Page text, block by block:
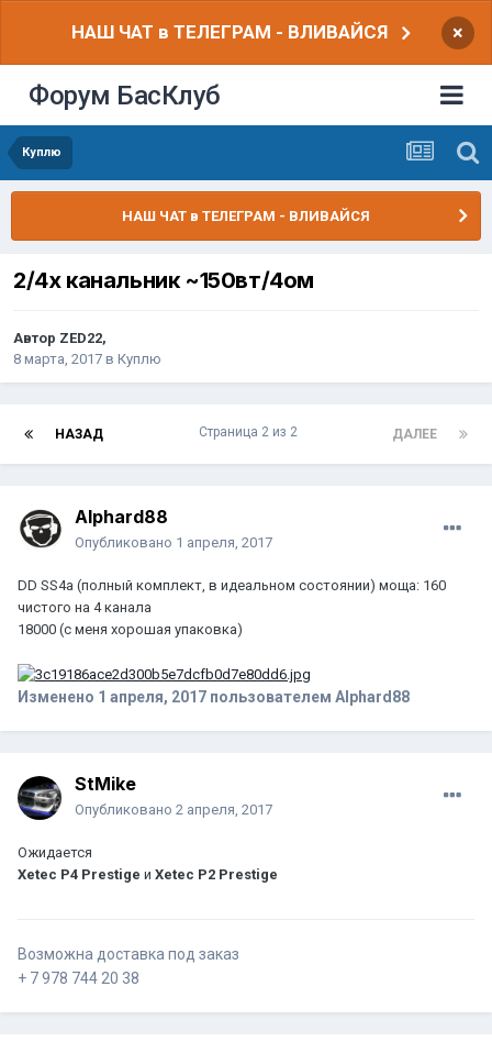
НАШ ЧАТ в ТЕЛЕГРАМ - ВЛИВАЙСЯ ×
Форум БасКлуб
Куплю
НАШ ЧАТ в ТЕЛЕГРАМ - ВЛИВАЙСЯ
2/4х канальник ~150вт/4ом
Автор ZED22,
8 марта, 2017 в Куплю
НАЗАД ДАЛЕЕ
Страница 2 из 2
Alphard88
Опубликовано 1 апреля, 2017
DD SS4a (полный комплект, в идеальном состоянии) моща: 160
чистого на 4 канала
18000 (с меня хорошая упаковка)
Изменено 1 апреля, 2017 пользователем Alphard88
StMike
Опубликовано 2 апреля, 2017
Ожидается
Xetec P4 Prestige и Xetec P2 Prestige
Возможна доставка под заказ
+ 7 978 744 20 38